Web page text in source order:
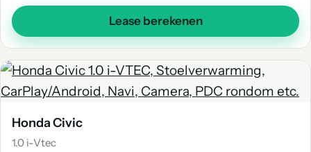
Lease berekenen
Honda Civic
1.0 i-Vtec